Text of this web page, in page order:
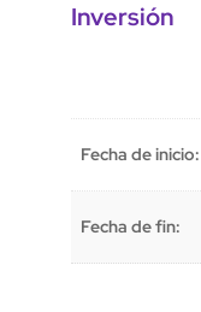
Inversión
Fecha de inicio:
Fecha de fin: